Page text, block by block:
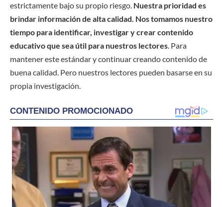
estrictamente bajo su propio riesgo. Nuestra prioridad es
brindar información de alta calidad. Nos tomamos nuestro
tiempo para identificar, investigar y crear contenido
educativo que sea útil para nuestros lectores. Para
mantener este estándar y continuar creando contenido de
buena calidad. Pero nuestros lectores pueden basarse en su
propia investigación.